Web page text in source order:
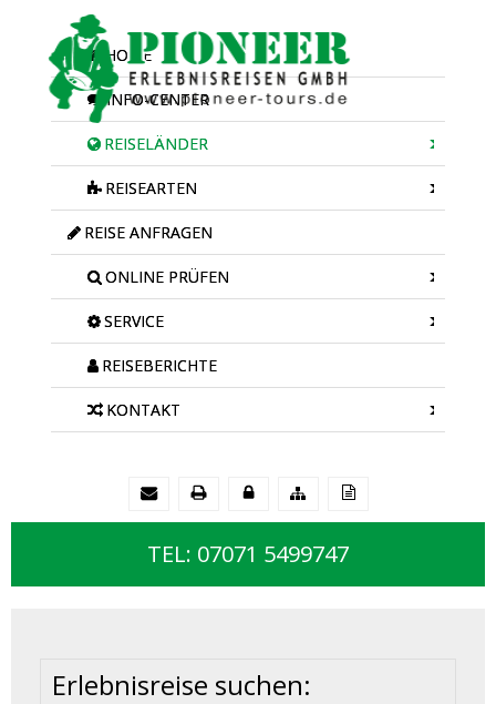
HOME
INFO-CENTER
REISELÄNDER
REISEARTEN
REISE ANFRAGEN
ONLINE PRÜFEN
SERVICE
REISEBERICHTE
KONTAKT
TEL: 07071 5499747
Erlebnisreise suchen: